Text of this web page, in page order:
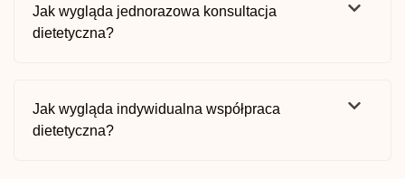
Jak wygląda jednorazowa konsultacja
dietetyczna?
Jak wygląda indywidualna współpraca
dietetyczna?